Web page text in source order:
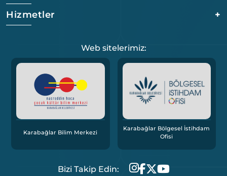
Hizmetler
+
Web sitelerimiz:
Karabağlar Bilim Merkezi
Karabağlar Bölgesel İstihdam
Ofisi
Bizi Takip Edin: